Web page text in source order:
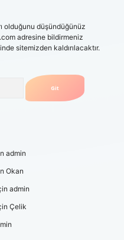
olduğunu düşündüğünüz
adresine bildirmeniz
sitemizden kaldırılacaktır.
admin
Okan
admin
Çelik